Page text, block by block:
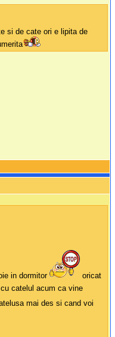
si de cate ori e lipita de
in dormitor
oricat
catelul acum ca vine
mai des si cand voi